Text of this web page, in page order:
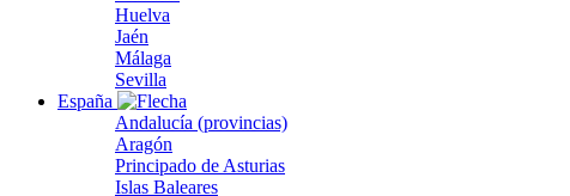
Huelva
Jaén
Málaga
Sevilla
España
Andalucía (provincias)
Aragón
Principado de Asturias
Islas Baleares